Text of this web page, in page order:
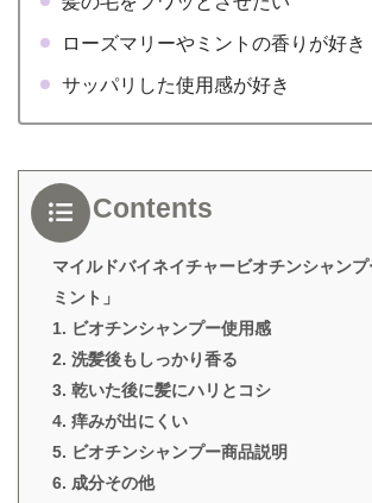
ローズマリーやミントの香りが好き
サッパリした使用感が好き
Contents
マイルドバイネイチャービオチンシャン
ミント」
1. ビオチンシャンプー使用感
2. 洗髪後もしっかり香る
3. 乾いた後に髪にハリとコシ
4. 痒みが出にくい
5. ビオチンシャンプー商品説明
6. 成分その他